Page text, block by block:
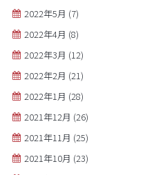
2022年5月 (7)
2022年4月 (8)
2022年3月 (12)
2022年2月 (21)
2022年1月 (28)
2021年12月 (26)
2021年11月 (25)
2021年10月 (23)